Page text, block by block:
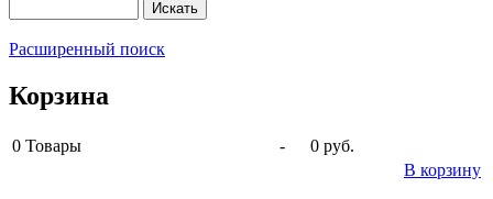
Расширенный поиск
Корзина
0 Товары -
0 руб.
В корзину